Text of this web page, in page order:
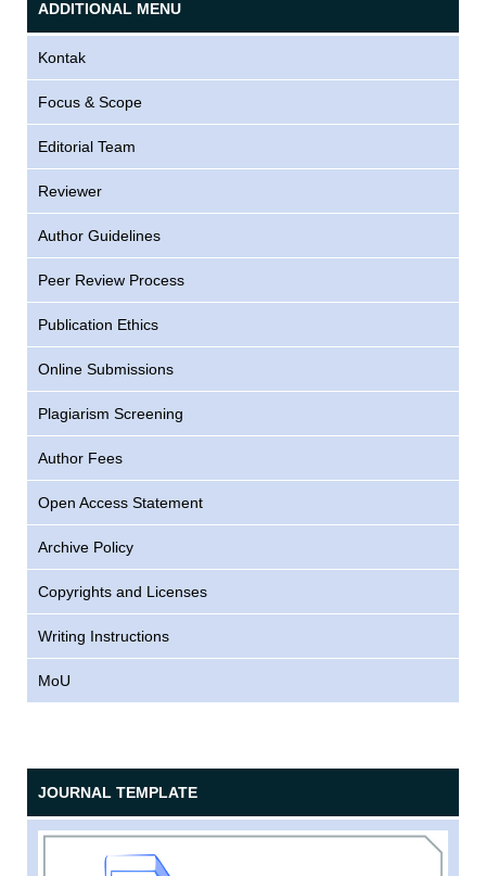
ADDITIONAL MENU
Kontak
Focus & Scope
Editorial Team
Reviewer
Author Guidelines
Peer Review Process
Publication Ethics
Online Submissions
Plagiarism Screening
Author Fees
Open Access Statement
Archive Policy
Copyrights and Licenses
Writing Instructions
MoU
JOURNAL TEMPLATE